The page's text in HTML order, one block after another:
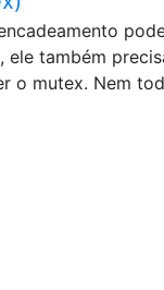
ele também
o mutex. Nem